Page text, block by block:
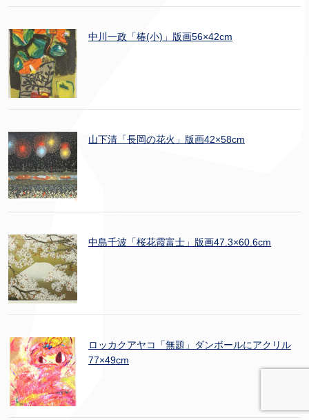
中川一政「椿(小)」版画56×42cm
山下清「長岡の花火」版画42×58cm
中島千波「桜花霞富士」版画47.3×60.6cm
ロッカクアヤコ「無題」ダンボールにアクリル
77×49cm